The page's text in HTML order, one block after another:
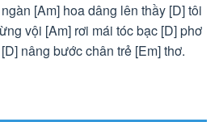
[Am] hoa dâng lên thầy [D] tôi
vội [Am] rơi mái tóc bạc [D] phơ
nâng bước chân trẻ [Em] thơ.